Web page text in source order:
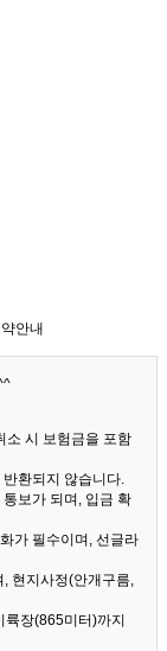
안내
소 시 보험금을 포함
환되지 않습니다.
보가 되며, 입금 확
가 필수이며, 선글라
현지사정(안개구름,
장(865미터)까지